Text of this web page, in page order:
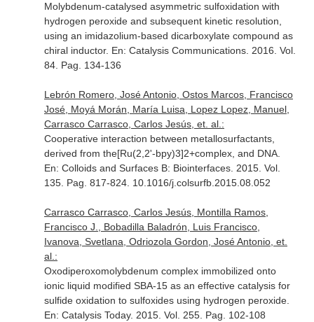
Molybdenum-catalysed asymmetric sulfoxidation with
hydrogen peroxide and subsequent kinetic resolution,
using an imidazolium-based dicarboxylate compound as
chiral inductor. En: Catalysis Communications. 2016. Vol.
84. Pag. 134-136
Lebrón Romero, José Antonio, Ostos Marcos, Francisco
José, Moyá Morán, María Luisa, Lopez Lopez, Manuel,
Carrasco Carrasco, Carlos Jesús, et. al.:
Cooperative interaction between metallosurfactants,
derived from the[Ru(2,2'-bpy)3]2+complex, and DNA.
En: Colloids and Surfaces B: Biointerfaces. 2015. Vol.
135. Pag. 817-824. 10.1016/j.colsurfb.2015.08.052
Carrasco Carrasco, Carlos Jesús, Montilla Ramos,
Francisco J., Bobadilla Baladrón, Luis Francisco,
Ivanova, Svetlana, Odriozola Gordon, José Antonio, et.
al.:
Oxodiperoxomolybdenum complex immobilized onto
ionic liquid modified SBA-15 as an effective catalysis for
sulfide oxidation to sulfoxides using hydrogen peroxide.
En: Catalysis Today. 2015. Vol. 255. Pag. 102-108